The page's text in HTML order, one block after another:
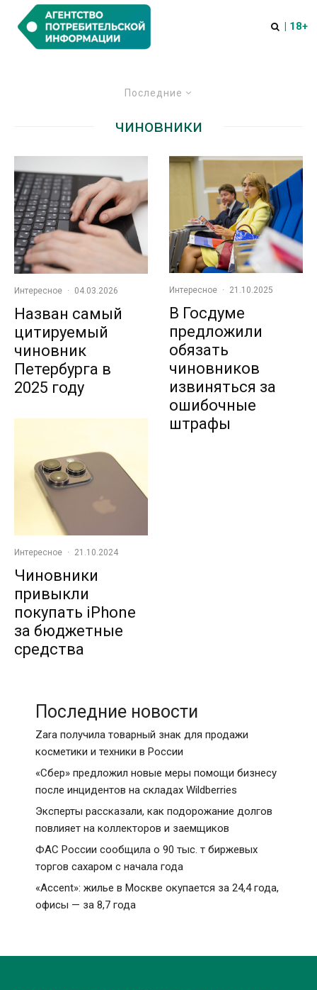
| 18+
Последние
чиновники
Интересное · 04.03.2026
Назван самый
цитируемый
чиновник
Петербурга в
2025 году
Интересное · 21.10.2024
Чиновники
привыкли
покупать iPhone
за бюджетные
средства
Интересное · 21.10.2025
В Госдуме
предложили
обязать
чиновников
извиняться за
ошибочные
штрафы
Последние новости
Zara получила товарный знак для продажи
косметики и техники в России
«Сбер» предложил новые меры помощи бизнесу
после инцидентов на складах Wildberries
Эксперты рассказали, как подорожание долгов
повлияет на коллекторов и заемщиков
ФАС России сообщила о 90 тыс. т биржевых
торгов сахаром с начала года
«Accent»: жилье в Москве окупается за 24,4 года,
офисы — за 8,7 года